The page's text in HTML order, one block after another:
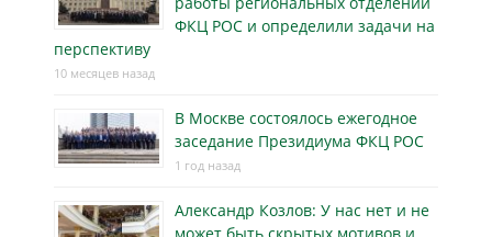
ФКЦ РОС и определили задачи на
перспективу
10 месяцев назад
В Москве состоялось ежегодное
заседание Президиума ФКЦ РОС
1 год назад
Александр Козлов: У нас нет и не